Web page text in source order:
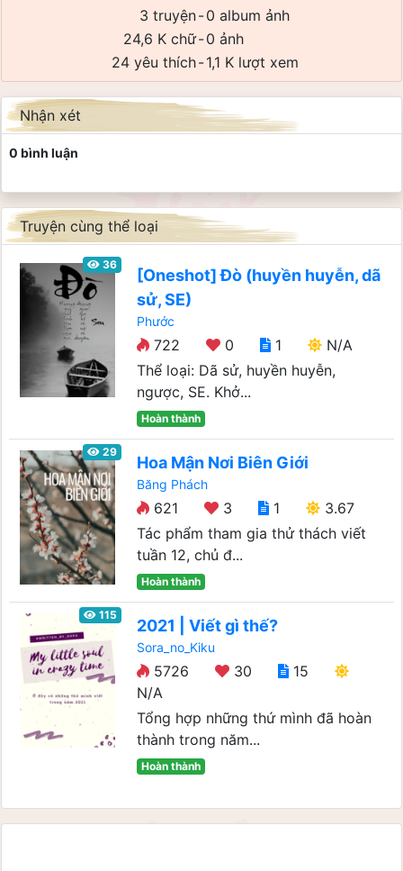
3 truyện-0 album ảnh
24,6 K chữ-0 ảnh
24 yêu thích-1,1 K lượt xem
Nhận xét
0 bình luận
Truyện cùng thể loại
36
[Oneshot] Đò (huyền huyễn, dã
sử, SE)
Phước
722 0 1
N/A
Thể loại: Dã sử, huyền huyễn,
ngược, SE. Khở...
Hoàn thành
29
Hoa Mận Nơi Biên Giới
Băng Phách
621 3 1
3.67
Tác phẩm tham gia thử thách viết
tuần 12, chủ đ...
Hoàn thành
115
2021 | Viết gì thế?
Sora_no_Kiku
5726 30
15
N/A
Tổng hợp những thứ mình đã hoàn
thành trong năm...
Hoàn thành